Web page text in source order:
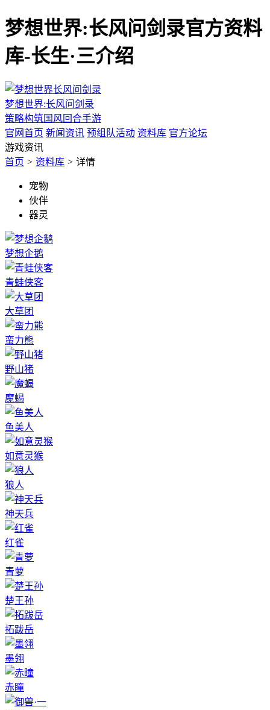
梦想世界:长风问剑录官方资料
库-长生·三介绍
梦想世界:长风问剑录
策略构筑国风回合手游
官网首页 新闻资讯 预组队活动 资料库 官方论坛
游戏资讯
首页 > 资料库 > 详情
宠物
伙伴
器灵
梦想企鹅
青蛙侠客
大草团
蛮力熊
野山猪
魔蝎
鱼美人
如意灵猴
狼人
神天兵
红雀
青萝
楚王孙
拓跋岳
墨翎
赤瞳